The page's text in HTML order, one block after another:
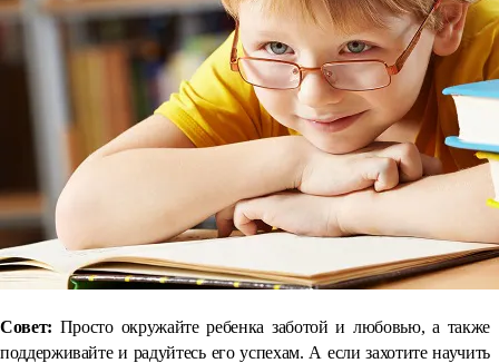
Совет: Просто окружайте ребенка заботой и любовью, а также
поддерживайте и радуйтесь его успехам. А если захотите научить